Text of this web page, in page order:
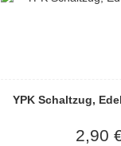
YPK Schaltzug,
2,90